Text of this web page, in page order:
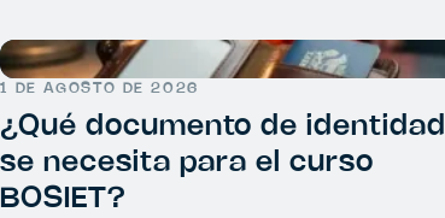
1 DE AGOSTO DE 2026
¿Qué documento de identidad
se necesita para el curso
BOSIET?